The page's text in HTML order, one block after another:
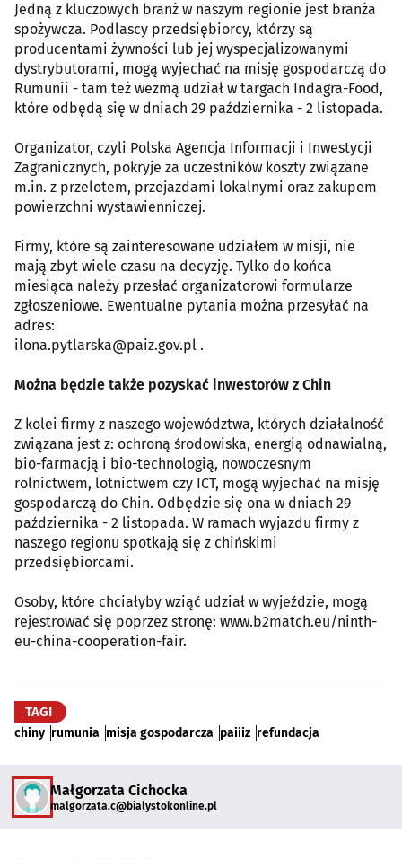
Jedną z kluczowych branż w naszym regionie jest branża
spożywcza. Podlascy przedsiębiorcy, którzy są
producentami żywności lub jej wyspecjalizowanymi
dystrybutorami, mogą wyjechać na misję gospodarczą do
Rumunii - tam też wezmą udział w targach Indagra-Food,
które odbędą się w dniach 29 października - 2 listopada.
Organizator, czyli Polska Agencja Informacji i Inwestycji
Zagranicznych, pokryje za uczestników koszty związane
m.in. z przelotem, przejazdami lokalnymi oraz zakupem
powierzchni wystawienniczej.
Firmy, które są zainteresowane udziałem w misji, nie
mają zbyt wiele czasu na decyzję. Tylko do końca
miesiąca należy przesłać organizatorowi formularze
zgłoszeniowe. Ewentualne pytania można przesyłać na
adres:
ilona.pytlarska@paiz.gov.pl .
Można będzie także pozyskać inwestorów z Chin
Z kolei firmy z naszego województwa, których działalność
związana jest z: ochroną środowiska, energią odnawialną,
bio-farmacją i bio-technologią, nowoczesnym
rolnictwem, lotnictwem czy ICT, mogą wyjechać na misję
gospodarczą do Chin. Odbędzie się ona w dniach 29
października - 2 listopada. W ramach wyjazdu firmy z
naszego regionu spotkają się z chińskimi
przedsiębiorcami.
Osoby, które chciałyby wziąć udział w wyjeździe, mogą
rejestrować się poprzez stronę: www.b2match.eu/ninth-
eu-china-cooperation-fair.
TAGI
chiny rumunia misja gospodarcza paiiiz refundacja
Małgorzata Cichocka
malgorzata.c@bialystokonline.pl